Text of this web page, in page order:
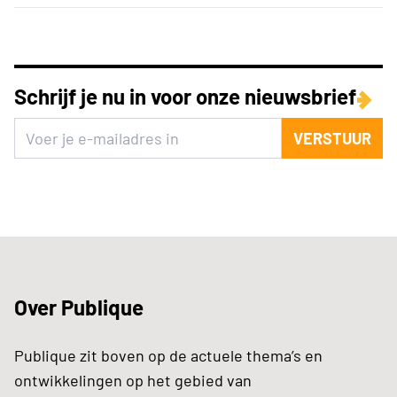
Schrijf je nu in voor onze nieuwsbrief
VERSTUUR
Over Publique
Publique zit boven op de actuele thema’s en
ontwikkelingen op het gebied van